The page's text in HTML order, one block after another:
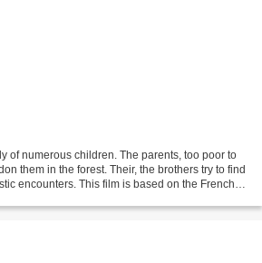
of numerous children. The parents, too poor to
them in the forest. Their, the brothers try to find
encounters. This film is based on the French